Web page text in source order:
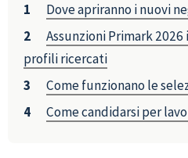
Dove apriranno i nuovi
Assunzioni Primark
profili ricercati
Come funzionano le
Come candidarsi per